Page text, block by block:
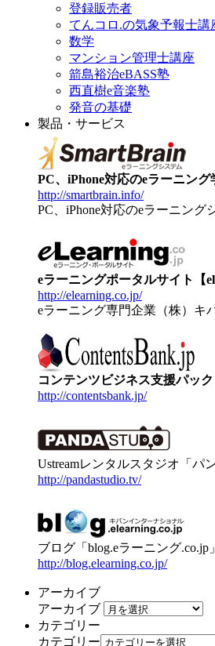
登録販売者
てんコロ.の気象予報士講
数学
マンション管理士講座
箭島裕治eBASS塾
西直樹e音楽塾
発音の基礎
製品・サービス
PC、iPhone対応のeラーニン
http://smartbrain.info/
PC、iPhone対応のeラーニング
eラーニングポータルサイト【
http://elearning.co.jp/
eラーニング専門企業（株）キ
コンテンツビジネス支援パック
http://contentsbank.jp/
Ustreamレンタルスタジオ「パ
http://pandastudio.tv/
ブログ「blog.eラーニング.co.jp」
http://blog.elearning.co.jp/
アーカイブ
アーカイブ
カテゴリー
カテゴリー